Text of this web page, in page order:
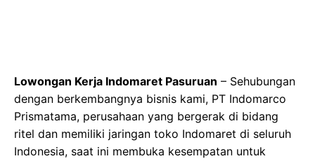
Lowongan Kerja Indomaret Pasuruan – Sehubungan
dengan berkembangnya bisnis kami, PT Indomarco
Prismatama, perusahaan yang bergerak di bidang
ritel dan memiliki jaringan toko Indomaret di seluruh
Indonesia, saat ini membuka kesempatan untuk